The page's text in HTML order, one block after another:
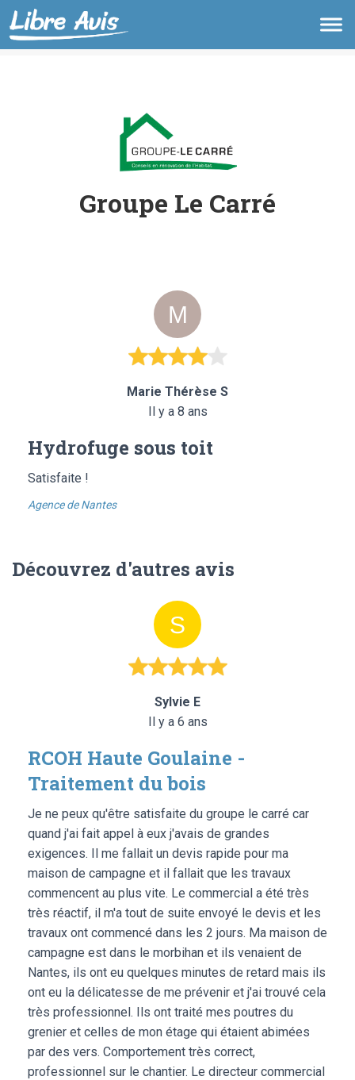
Groupe Le Carré
Marie Thérèse S
Il y a 8 ans
Hydrofuge sous toit
Satisfaite !
Agence de Nantes
Découvrez d'autres avis
Sylvie E
Il y a 6 ans
RCOH Haute Goulaine -
Traitement du bois
Je ne peux qu'être satisfaite du groupe le carré car
quand j'ai fait appel à eux j'avais de grandes
exigences. Il me fallait un devis rapide pour ma
maison de campagne et il fallait que les travaux
commencent au plus vite. Le commercial a été très
très réactif, il m'a tout de suite envoyé le devis et les
travaux ont commencé dans les 2 jours. Ma maison de
campagne est dans le morbihan et ils venaient de
Nantes, ils ont eu quelques minutes de retard mais ils
ont eu la délicatesse de me prévenir et j'ai trouvé cela
très professionnel. Ils ont traité mes poutres du
grenier et celles de mon étage qui étaient abimées
par des vers. Comportement très correct,
professionnel sur le chantier. Le directeur commercial